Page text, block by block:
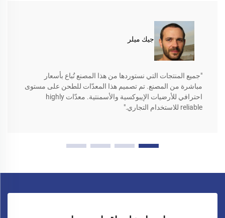
جيك ميلر
"جميع المنتجات التي نستوردها من هذا المصنع تُباع بأسعار
مباشرة من المصنع. تم تصميم هذا المعدّات للطحن على مستوى
احترافي للأرضيات الإيبوكسية والأسمنتية. معدّات highly
reliable للاستخدام التجاري."